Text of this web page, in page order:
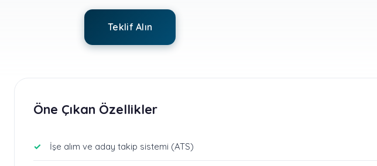
Teklif Alın
Öne Çıkan Özellikler
İşe alım ve aday takip sistemi (ATS)